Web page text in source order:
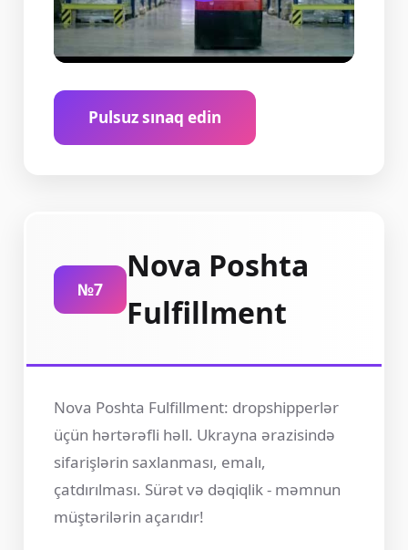
Pulsuz sınaq edin
№7
Nova Poshta
Fulfillment
Nova Poshta Fulfillment: dropshipperlər
üçün hərtərəfli həll. Ukrayna ərazisində
sifarişlərin saxlanması, emalı,
çatdırılması. Sürət və dəqiqlik - məmnun
müştərilərin açarıdır!